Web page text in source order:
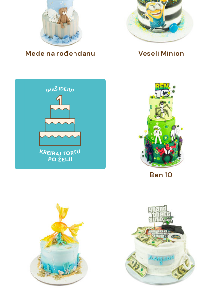
Mede na rođendanu Veseli Minion
Ben 10